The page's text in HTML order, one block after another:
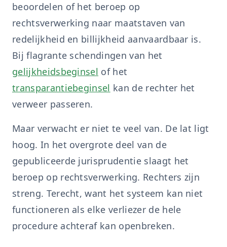
beoordelen of het beroep op
rechtsverwerking naar maatstaven van
redelijkheid en billijkheid aanvaardbaar is.
Bij flagrante schendingen van het
gelijkheidsbeginsel of het
transparantiebeginsel kan de rechter het
verweer passeren.
Maar verwacht er niet te veel van. De lat ligt
hoog. In het overgrote deel van de
gepubliceerde jurisprudentie slaagt het
beroep op rechtsverwerking. Rechters zijn
streng. Terecht, want het systeem kan niet
functioneren als elke verliezer de hele
procedure achteraf kan openbreken.